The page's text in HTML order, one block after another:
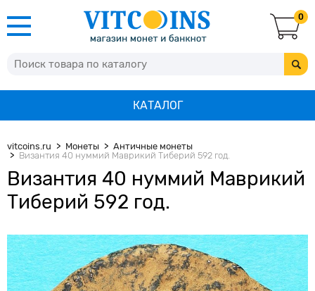
0
КАТАЛОГ
vitcoins.ru Монеты
Античные монеты
Византия 40 нуммий Маврикий Тиберий 592 год.
Византия 40 нуммий Маврикий
Тиберий 592 год.